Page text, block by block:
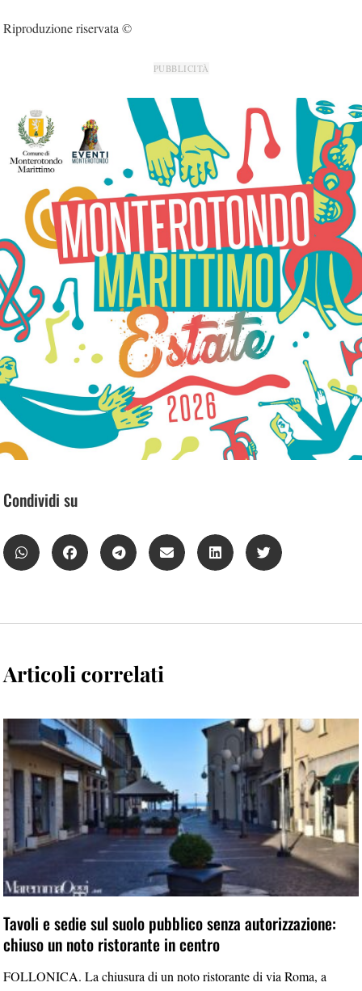
Riproduzione riservata ©
PUBBLICITÀ
Condividi su
Articoli correlati
Tavoli e sedie sul suolo pubblico senza autorizzazione:
chiuso un noto ristorante in centro
FOLLONICA. La chiusura di un noto ristorante di via Roma, a